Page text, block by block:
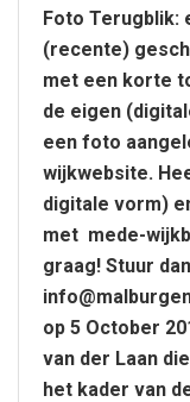
Foto Terugblik:
(recente)
met een korte
de eigen
een foto
wijkwebsite.
digitale vorm)
met mede-
graag! Stuur
op 5 October
van der Laan
het kader van